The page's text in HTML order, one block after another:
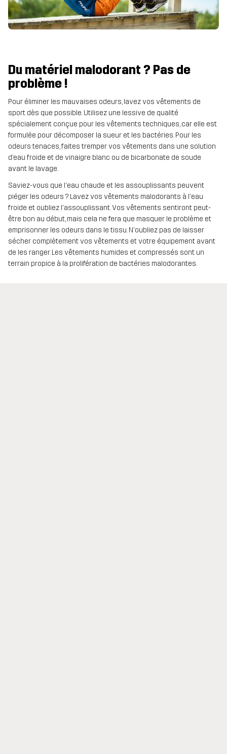
Du matériel malodorant ? Pas de
problème !
Pour éliminer les mauvaises odeurs, lavez vos vêtements de
sport dès que possible. Utilisez une lessive de qualité
spécialement conçue pour les vêtements techniques, car elle est
formulée pour décomposer la sueur et les bactéries. Pour les
odeurs tenaces, faites tremper vos vêtements dans une solution
d’eau froide et de vinaigre blanc ou de bicarbonate de soude
avant le lavage.
Saviez-vous que l'eau chaude et les assouplissants peuvent
piéger les odeurs ? Lavez vos vêtements malodorants à l'eau
froide et oubliez l'assouplissant. Vos vêtements sentiront peut-
être bon au début, mais cela ne fera que masquer le problème et
emprisonner les odeurs dans le tissu. N'oubliez pas de laisser
sécher complètement vos vêtements et votre équipement avant
de les ranger. Les vêtements humides et compressés sont un
terrain propice à la prolifération de bactéries malodorantes.